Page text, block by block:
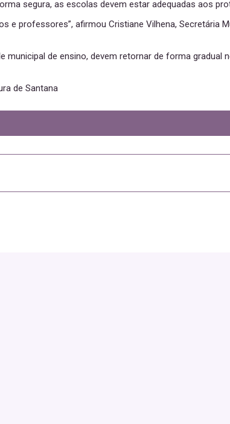
segura, as escolas devem estar adequadas aos
e professores”, afirmou Cristiane Vilhena, Secretária
municipal de ensino, devem retornar de forma gradual
de Santana